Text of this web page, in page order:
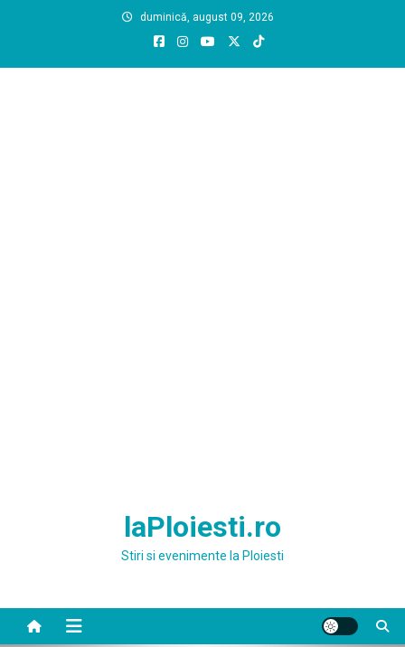
duminică, august 09, 2026
laPloiesti.ro
Stiri si evenimente la Ploiesti